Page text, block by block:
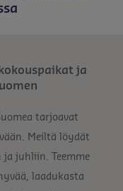
ja
tarjoavat
Meiltä löydät
juhliin. Teemme
laadukasta